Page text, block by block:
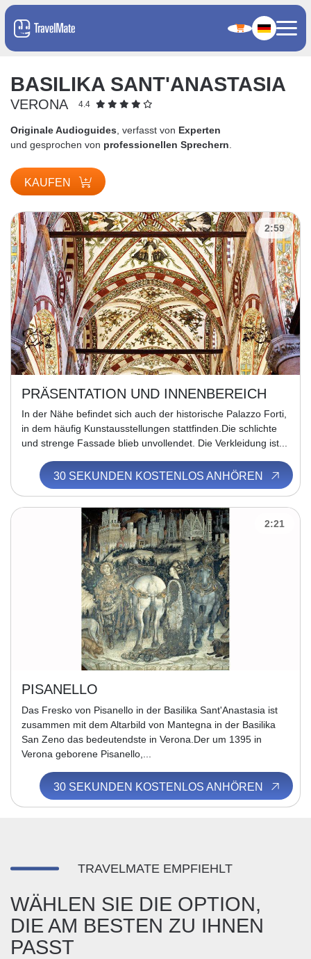
BASILIKA SANT'ANASTASIA
VERONA 4.4
Originale Audioguides , verfasst von Experten
und gesprochen von professionellen Sprechern
KAUFEN
2:59
PRÄSENTATION UND INNENBEREICH
In der Nähe befindet sich auch der historische Palazzo Forti,
in dem häufig Kunstausstellungen stattfinden.Die schlichte
und strenge Fassade blieb unvollendet. Die Verkleidung ist...
30 SEKUNDEN KOSTENLOS ANHÖREN
2:21
PISANELLO
Das Fresko von Pisanello in der Basilika Sant'Anastasia ist
zusammen mit dem Altarbild von Mantegna in der Basilika
San Zeno das bedeutendste in Verona.Der um 1395 in
Verona geborene Pisanello,...
30 SEKUNDEN KOSTENLOS ANHÖREN
TRAVELMATE EMPFIEHLT
WÄHLEN SIE DIE OPTION,
DIE AM BESTEN ZU IHNEN
PASST